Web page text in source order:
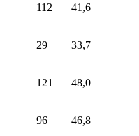
112 41,6
29 33,7
121 48,0
96 46,8